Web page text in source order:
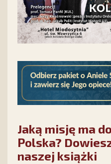
Jaką misję ma
Polska?
naszej książki